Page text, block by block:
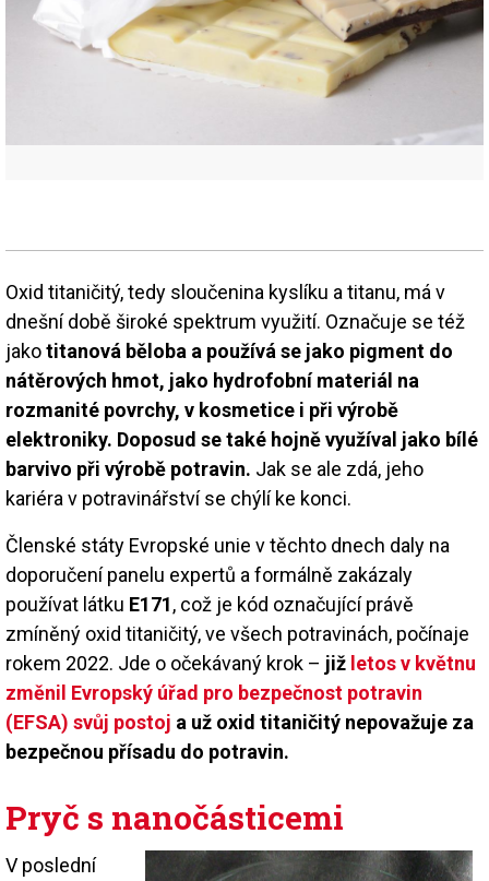
Oxid titaničitý, tedy sloučenina kyslíku a titanu, má v
dnešní době široké spektrum využití. Označuje se též
jakotitanová běloba a používá se jako pigment do
nátěrových hmot, jako hydrofobní materiál na
rozmanité povrchy, v kosmetice i při výrobě
elektroniky. Doposud se také hojně využíval jako bílé
barvivo při výrobě potravin. Jak se ale zdá, jeho
kariéra v potravinářství se chýlí ke konci.
Členské státy Evropské unie v těchto dnech daly na
doporučení panelu expertů a formálně zakázaly
používat látku E171, což je kód označující právě
zmíněný oxid titaničitý, ve všech potravinách, počínaje
rokem 2022. Jde o očekávaný krok – již letos v květnu
změnil Evropský úřad pro bezpečnost potravin
(EFSA) svůj postoj a už oxid titaničitý nepovažuje za
bezpečnou přísadu do potravin.
Pryč s nanočásticemi
V poslední